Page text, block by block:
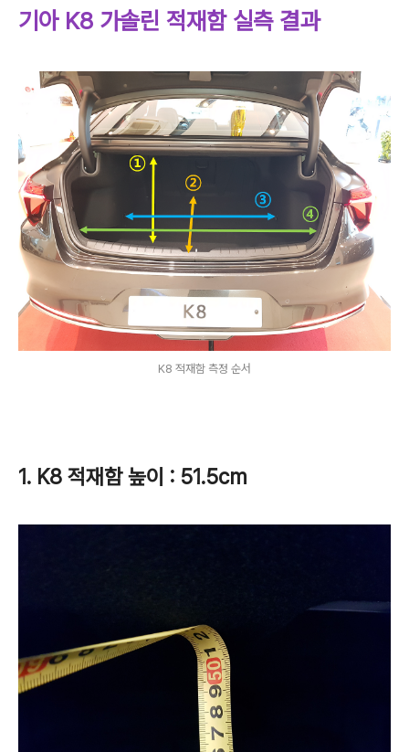
기아 K8 가솔린 적재함 실측 결과
K8 적재함 측정 순서
1. K8 적재함 높이 : 51.5cm